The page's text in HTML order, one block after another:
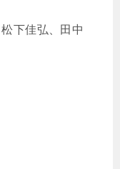
下佳弘、田中